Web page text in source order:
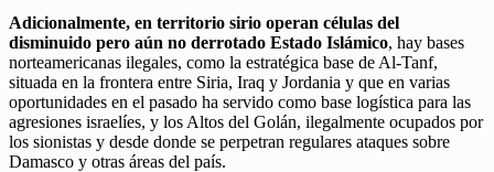
Adicionalmente, en territorio sirio operan células del
disminuido pero aún no derrotado Estado Islámico, hay bases
norteamericanas ilegales, como la estratégica base de Al-Tanf,
situada en la frontera entre Siria, Iraq y Jordania y que en varias
oportunidades en el pasado ha servido como base logística para las
agresiones israelíes, y los Altos del Golán, ilegalmente ocupados por
los sionistas y desde donde se perpetran regulares ataques sobre
Damasco y otras áreas del país.